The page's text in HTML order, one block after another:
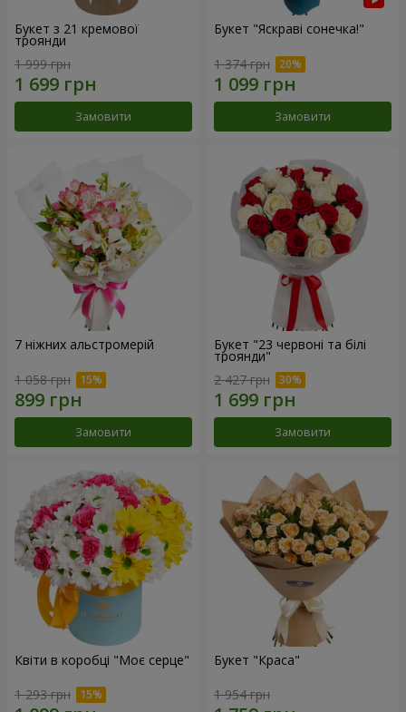
Букет з 21 кремової
троянди
1 999 грн
Замовити
Букет "Яскраві сонечка!"
1 374 грн
Замовити
7 ніжних альстромерій
1 058 грн
Замовити
Букет "23 червоні та білі
троянди"
2 427 грн
Замовити
Квіти в коробці "Моє серце"
1 293 грн
Букет "Краса"
1 954 грн